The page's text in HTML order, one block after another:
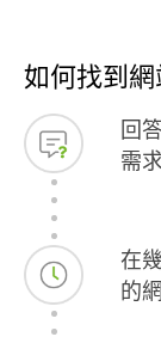
如何找到網
回
需
在
的